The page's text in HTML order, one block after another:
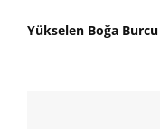
Yükselen Boğa